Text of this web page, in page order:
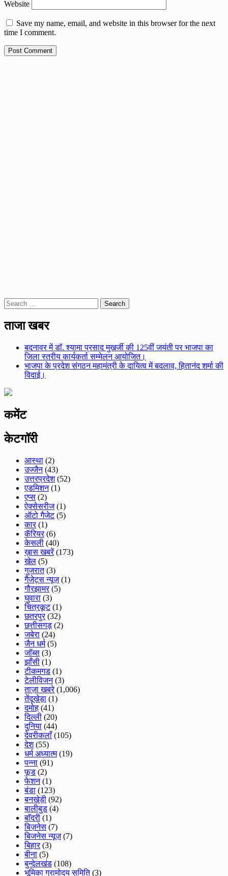
Website
Save my name, email, and website in this browser for the next
time I comment.
Search
for:
ताजा खबर
बदनावर में डॉ. श्यामा प्रसाद मुखर्जी की 125वीं जयंती पर भाजपा का
जिला स्तरीय कार्यकर्ता सम्मेलन आयोजित।
भाजपा के प्रदेश संगठन महामंत्री के दायित्व में बदलाव, हितानंद शर्मा की
विदाई।
कमेंट
केटगॉरी
आस्था (2)
उज्जैन(43)
उत्तरप्रदेश(52)
एडमिशन(1)
एप्स (2)
ऐक्सेसरीज(1)
ऑटो गैजेट(5)
कार(1)
कॅरियर(6)
केसली (40)
ख़ास खबरें(173)
खेल (5)
गुजरात(3)
गैजेट्स न्यूज़(1)
गौरझामर(5)
घुवारा (3)
चित्रकूट(1)
छतरपुर(32)
छत्तीसगड़ (2)
जबेरा (24)
जैन धर्म(5)
जॉब्स (3)
झाँसी (1)
टीकमगड (1)
टेलीविजन(3)
ताज़ा खबरे(1,006)
तेंदूखेड़ा (1)
दमोह (41)
दिल्ली (20)
दुनिया (44)
देवरीकलाँ(105)
देश(55)
धर्म अध्यात्म(19)
पन्ना (91)
फूड (2)
फेशन(1)
बंडा (123)
बनखेड़ी (92)
बालीबुड (4)
बाॅदरी (1)
बिज़नेस (7)
बिजनेस न्यूज़(7)
बिहार(3)
बीना (5)
बुन्देलखंड (108)
भूमिका ग्रामोदय समिति(3)